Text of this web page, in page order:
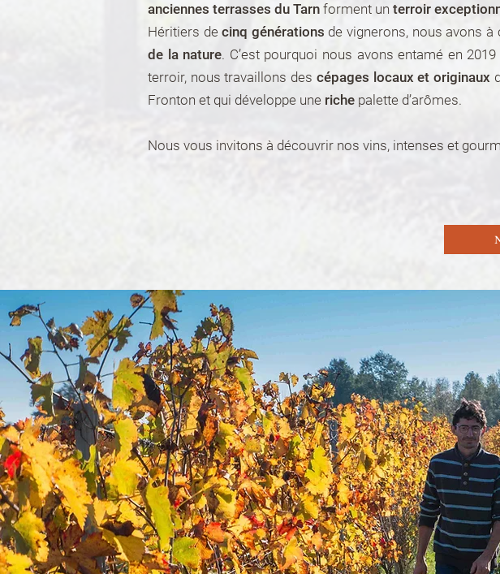
anciennes terrasses du Tarn forment un terroir
Héritiers decinq générations de vignerons, nous avons
de la nature. C’est pourquoi nous avons entamé en
terroir, nous travaillons des cépages locaux et originaux
Fronton et qui développe une riche palette d’arômes.
Nous vous invitons à découvrir nos vins, intenses et